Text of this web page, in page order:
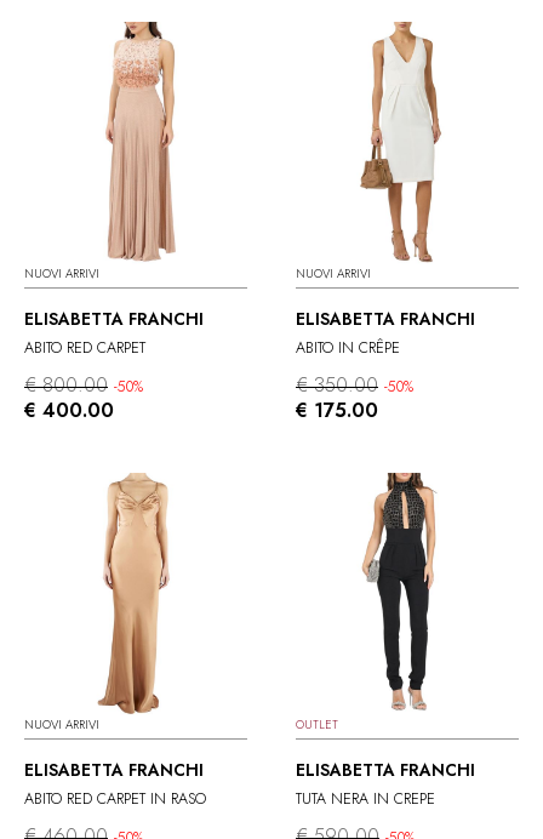
NUOVI ARRIVI
ELISABETTA FRANCHI
ABITO RED CARPET
€ 800.00 -50%
€ 400.00
NUOVI ARRIVI
ELISABETTA FRANCHI
ABITO IN CRÊPE
€ 350.00 -50%
€ 175.00
NUOVI ARRIVI
ELISABETTA FRANCHI
ABITO RED CARPET IN RASO
OUTLET
ELISABETTA FRANCHI
TUTA NERA IN CREPE